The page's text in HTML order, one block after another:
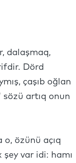
dalaşmaq,
Dörd
çaşıb oğlan
sözü artıq onun
o, özünü açıq
var idi: hamı